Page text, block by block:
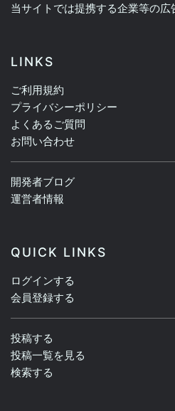
当サイトでは提携する企業等の広
LINKS
ご利用規約
プライバシーポリシー
よくあるご質問
お問い合わせ
開発者ブログ
運営者情報
QUICK LINKS
ログインする
会員登録する
投稿する
投稿一覧を見る
検索する